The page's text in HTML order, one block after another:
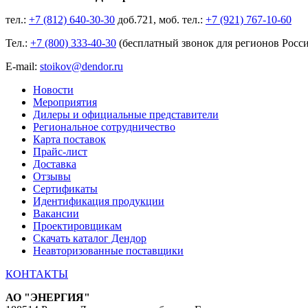
тел.: +7 (812) 640-30-30 доб.721, моб. тел.: +7 (921) 767-10-60
Тел.: +7 (800) 333-40-30 (бесплатный звонок для регионов
E-mail: stoikov@dendor.ru
Новости
Мероприятия
Дилеры и официальные представители
Региональное сотрудничество
Карта поставок
Прайс-лист
Доставка
Отзывы
Сертификаты
Идентификация продукции
Вакансии
Проектировщикам
Скачать каталог Дендор
Неавторизованные поставщики
КОНТАКТЫ
АО "ЭНЕРГИЯ"